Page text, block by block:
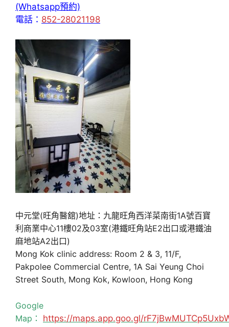
(Whatsapp預約)
電話： 852-28021198
中元堂(旺角醫舘)地址：九龍旺角西洋菜南街1A號百寶
利商業中心11樓02及03室(港鐵旺角站E2出口或港鐵油
麻地站A2出口)
Mong Kok clinic address: Room 2 & 3, 11/F,
Pakpolee Commercial Centre, 1A Sai Yeung Choi
Street South, Mong Kok, Kowloon, Hong Kong
Google
Map： https://maps.app.goo.gl/